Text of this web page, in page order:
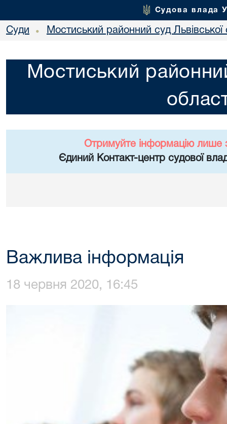
Судова влада
Суди • Мостиський районний суд Львівської
Мостиський
Отримуйте інформацію лише
Єдиний Контакт-центр судової
Важлива інформація
18 червня 2020, 16:45